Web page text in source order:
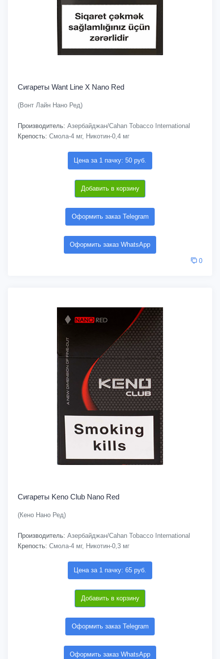
Сигареты Want Line X Nano Red
(Вонт Лайн Нано Ред)
Производитель: Азербайджан/Cahan Tobacco International
Крепость: Смола-4 мг, Никотин-0,4 мг
Цена за 1 пачку: 50 руб.
Добавить в корзину
Оформить заказ Telegram
Оформить заказ WhatsApp
0
Сигареты Keno Club Nano Red
(Кено Нано Ред)
Производитель: Азербайджан/Cahan Tobacco International
Крепость: Смола-4 мг, Никотин-0,3 мг
Цена за 1 пачку: 65 руб.
Добавить в корзину
Оформить заказ Telegram
Оформить заказ WhatsApp